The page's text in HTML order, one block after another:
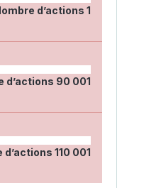
d’actions 1
d’actions 90 001
d’actions 110 001